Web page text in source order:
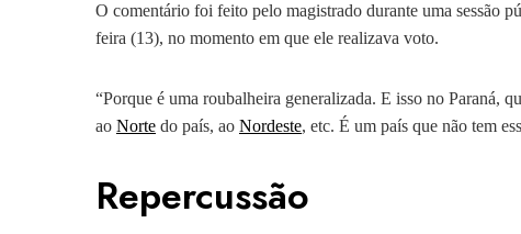
O comentário foi feito pelo magistrado durante uma sessão
feira (13), no momento em que ele realizava voto.
“Porque é uma roubalheira generalizada. E isso no Paraná,
ao Norte do país, ao Nordeste, etc. É um país que não tem
Repercussão